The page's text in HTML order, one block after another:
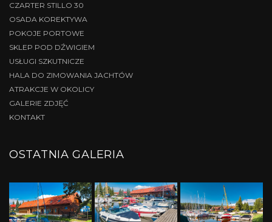
CZARTER STILLO 30
OSADA KOREKTYWA
POKOJE PORTOWE
SKLEP POD DŹWIGIEM
USŁUGI SZKUTNICZE
HALA DO ZIMOWANIA JACHTÓW
ATRAKCJE W OKOLICY
GALERIE ZDJĘĆ
KONTAKT
OSTATNIA GALERIA